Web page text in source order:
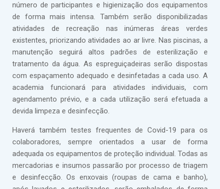
número de participantes e higienização dos equipamentos
de forma mais intensa. Também serão disponibilizadas
atividades de recreação nas inúmeras áreas verdes
existentes, priorizando atividades ao ar livre. Nas piscinas, a
manutenção seguirá altos padrões de esterilização e
tratamento da água. As espreguiçadeiras serão dispostas
com espaçamento adequado e desinfetadas a cada uso. A
academia funcionará para atividades individuais, com
agendamento prévio, e a cada utilização será efetuada a
devida limpeza e desinfecção.
Haverá também testes frequentes de Covid-19 para os
colaboradores, sempre orientados a usar de forma
adequada os equipamentos de proteção individual. Todas as
mercadorias e insumos passarão por processo de triagem
e desinfecção. Os enxovais (roupas de cama e banho),